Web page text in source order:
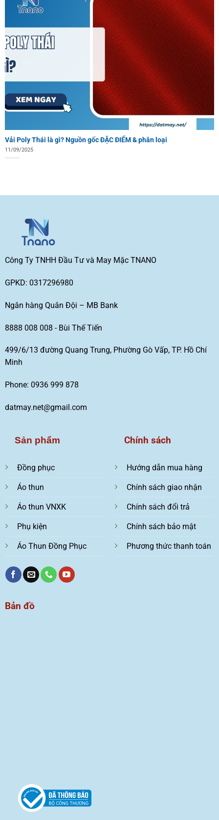
Vải Poly Thái là gì? Nguồn gốc ĐẶC ĐIỂM & phân loại
11/09/2025
Công Ty TNHH Đầu Tư và May Mặc TNANO
GPKD: 0317296980
Ngân hàng Quân Đội – MB Bank
8888 008 008 - Bùi Thế Tiến
499/6/13 đường Quang Trung, Phường Gò Vấp, TP. Hồ Chí
Minh
Phone: 0936 999 878
datmay.net@gmail.com
Sản phẩm
Đồng phục
Áo thun
Áo thun VNXK
Phụ kiện
Áo Thun Đồng Phục
Chính sách
Hướng dẫn mua hàng
Chính sách giao nhận
Chính sách đổi trả
Chính sách bảo mật
Phương thức thanh toán
Bản đồ